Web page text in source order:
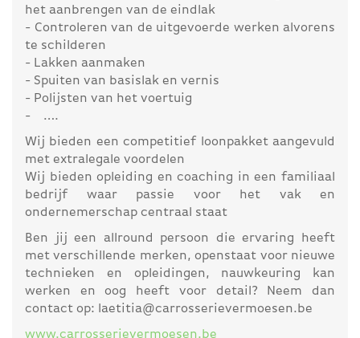
het aanbrengen van de eindlak
- Controleren van de uitgevoerde werken alvorens
te schilderen
- Lakken aanmaken
- Spuiten van basislak en vernis
- Polijsten van het voertuig
- ….
Wij bieden een competitief loonpakket aangevuld
met extralegale voordelen
Wij bieden opleiding en coaching in een familiaal
bedrijf waar passie voor het vak en
ondernemerschap centraal staat
Ben jij een allround persoon die ervaring heeft
met verschillende merken, openstaat voor nieuwe
technieken en opleidingen, nauwkeuring kan
werken en oog heeft voor detail? Neem dan
contact op: laetitia@carrosserievermoesen.be
www.carrosserievermoesen.be